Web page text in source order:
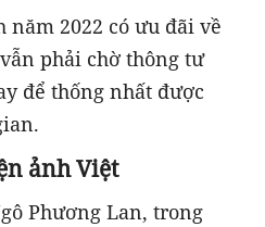
2022 có ưu đãi về
phải chờ thông tư
để thống nhất được
ảnh Việt
Phương Lan, trong